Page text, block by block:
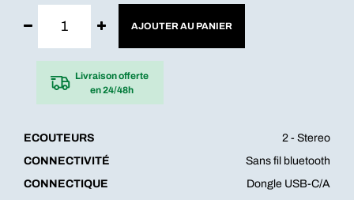
AJOUTER AU PANIER
Livraison offerte
en 24/48h
ECOUTEURS
2 - Stereo
CONNECTIVITÉ
Sans fil bluetooth
CONNECTIQUE
Dongle USB-C/A